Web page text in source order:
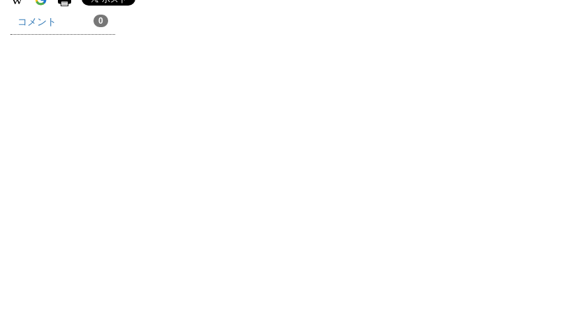
コメント 0